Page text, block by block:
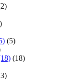
(5)
(18)